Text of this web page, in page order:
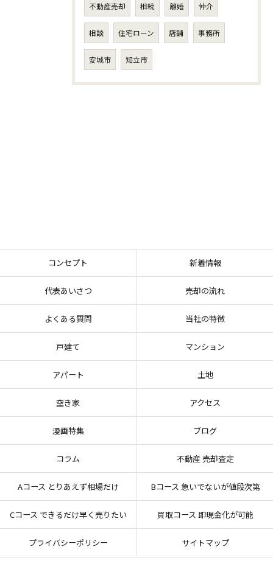
不動産売却 相続 離婚 仲介
相談 住宅ローン 店舗 事務所
安城市 知立市
コンセプト 新着情報
代表あいさつ 売却の流れ
よくある質問 当社の特徴
戸建て マンション
アパート 土地
空き家 アクセス
漫画特集 ブログ
コラム 不動産 売却査定
Aコース とりあえず相場だけ Bコース 急いでないが値段次第
Cコース できるだけ早く売りたい 買取コース 即現金化が可能
プライバシーポリシー サイトマップ